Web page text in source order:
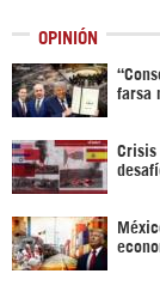
OPINIÓN
farsa
Crisis